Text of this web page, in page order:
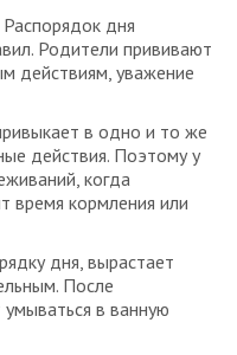
Распорядок дня
Родители прививают
действиям, уважение
в одно и то же
действия. Поэтому у
когда
время кормления или
дня, вырастает
После
в ванную